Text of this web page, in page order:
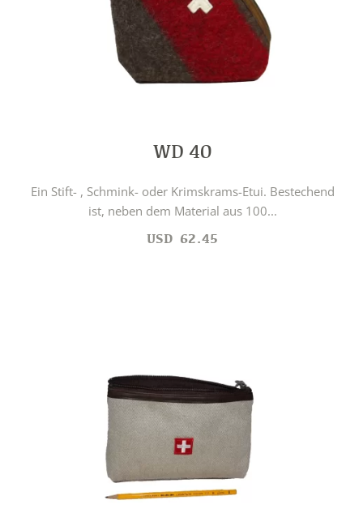
WD 40
Ein Stift- , Schmink- oder Krimskrams-Etui. Bestechend
ist, neben dem Material aus 100...
USD 62.45